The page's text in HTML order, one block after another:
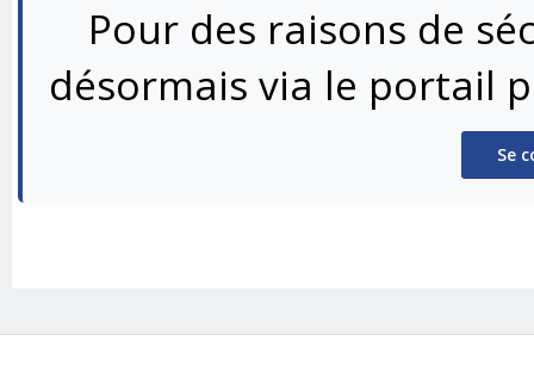
Pour des raisons de
désormais via le portail
Se